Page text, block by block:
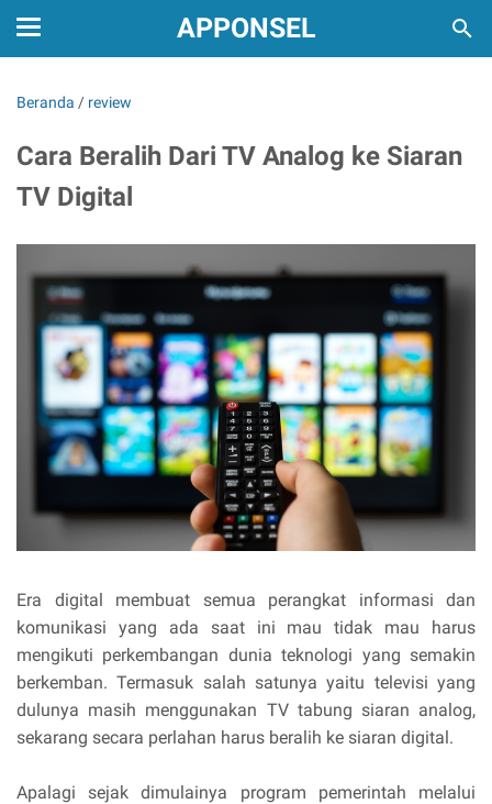
APPONSEL
Beranda / review
Cara Beralih Dari TV Analog ke Siaran
TV Digital
Era digital membuat semua perangkat informasi dan
komunikasi yang ada saat ini mau tidak mau harus
mengikuti perkembangan dunia teknologi yang semakin
berkemban. Termasuk salah satunya yaitu televisi yang
dulunya masih menggunakan TV tabung siaran analog,
sekarang secara perlahan harus beralih ke siaran digital.
Apalagi sejak dimulainya program pemerintah melalui